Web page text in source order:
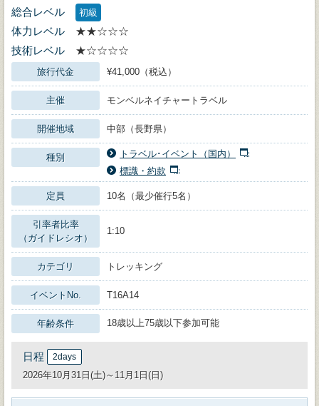
総合レベル 初級
体力レベル
★★☆☆☆
技術レベル
★☆☆☆☆
旅行代金 ¥41,000（税込）
主催 モンベルネイチャートラベル
開催地域 中部（長野県）
種別
トラベル･イベント（国内）
標識・約款
定員 10名（最少催行5名）
引率者比率
（ガイドレシオ）
1:10
カテゴリ トレッキング
イベントNo. T16A14
年齢条件 18歳以上75歳以下参加可能
日程 2days
2026年10月31日(土)～11月1日(日)